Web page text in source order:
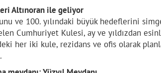
Altınoran ile geliyor
ve 100. yılındaki büyük hedeflerini
Cumhuriyet Kulesi, ay ve yıldızdan
her iki kule, rezidans ve ofis olarak